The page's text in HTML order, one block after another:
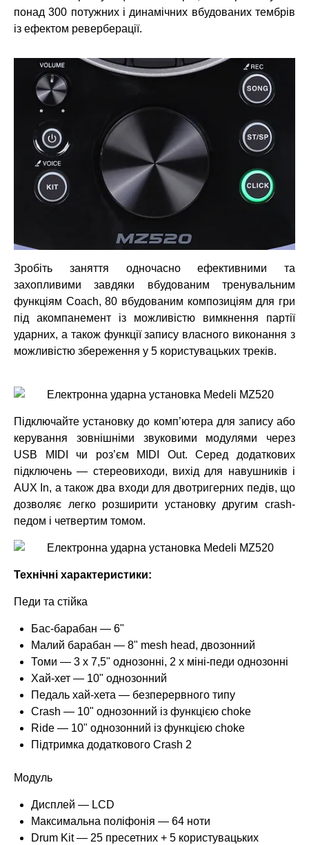
понад 300 потужних і динамічних вбудованих тембрів
із ефектом реверберації.
Зробіть заняття одночасно ефективними та
захопливими завдяки вбудованим тренувальним
функціям Coach, 80 вбудованим композиціям для гри
під акомпанемент із можливістю вимкнення партії
ударних, а також функції запису власного виконання з
можливістю збереження у 5 користувацьких треків.
Підключайте установку до комп’ютера для запису або
керування зовнішніми звуковими модулями через
USB MIDI чи роз’єм MIDI Out. Серед додаткових
підключень — стереовиходи, вихід для навушників і
AUX In, а також два входи для двотригерних педів, що
дозволяє легко розширити установку другим crash-
педом і четвертим томом.
Технічні характеристики:
Педи та стійка
Бас-барабан — 6"
Малий барабан — 8" mesh head, двозонний
Томи — 3 x 7,5" однозонні, 2 x міні-педи однозонні
Хай-хет — 10" однозонний
Педаль хай-хета — безперервного типу
Crash — 10" однозонний із функцією choke
Ride — 10" однозонний із функцією choke
Підтримка додаткового Crash 2
Модуль
Дисплей — LCD
Максимальна поліфонія — 64 ноти
Drum Kit — 25 пресетних + 5 користувацьких